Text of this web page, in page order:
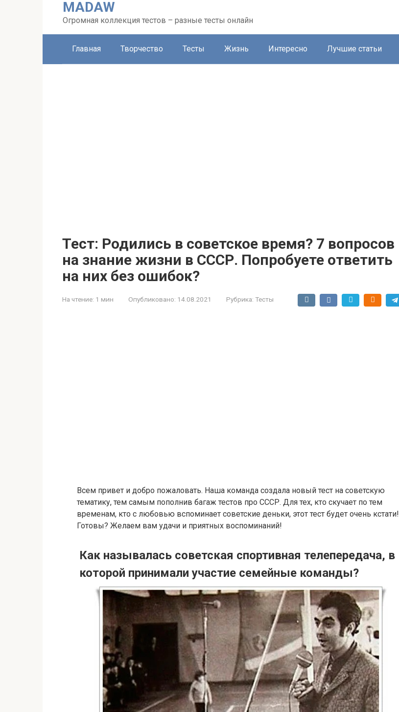
MADAW
Огромная коллекция тестов – разные тесты онлайн
Главная Творчество Тесты Жизнь Интересно Лучшие статьи
Тест: Родились в советское время? 7 вопросов
на знание жизни в СССР. Попробуете ответить
на них без ошибок?
На чтение: 1 мин Опубликовано: 14.08.2021 Рубрика: Тесты
Всем привет и добро пожаловать. Наша команда создала новый тест на советскую
тематику, тем самым пополнив багаж тестов про СССР. Для тех, кто скучает по тем
временам, кто с любовью вспоминает советские деньки, этот тест будет очень кстати!
Готовы? Желаем вам удачи и приятных воспоминаний!
Как называлась советская спортивная телепередача, в
которой принимали участие семейные команды?